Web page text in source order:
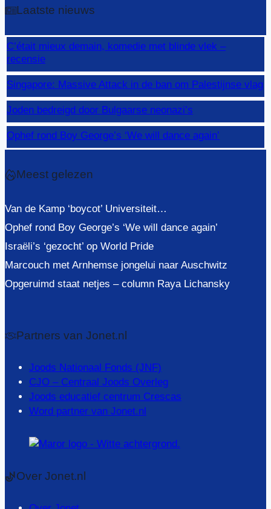
Laatste nieuws
C’était mieux demain, komedie met blinde vlek –
recensie
Singapore: Massive Attack in de ban om Palestijnse vlag
Joden bedreigd door Bulgaarse neonazi’s
Ophef rond Boy George’s ‘We will dance again’
Meest gelezen
Van de Kamp ‘boycot’ Universiteit…
Ophef rond Boy George’s ‘We will dance again’
Israëli’s ‘gezocht’ op World Pride
Marcouch met Arnhemse jongelui naar Auschwitz
Opgeruimd staat netjes – column Raya Lichansky
Partners van Jonet.nl
Joods Nationaal Fonds (JNF)
CJO – Centraal Joods Overleg
Joods educatief centrum Crescas
Word partner van Jonet.nl
Over Jonet.nl